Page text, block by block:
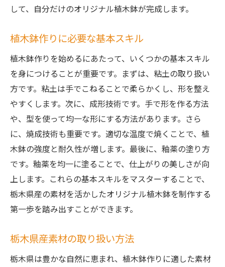
して、自分だけのオリジナル植木鉢が完成します。
植木鉢作りに必要な基本スキル
植木鉢作りを始めるにあたって、いくつかの基本スキル
を身につけることが重要です。まずは、粘土の取り扱い
方です。粘土は手でこねることで柔らかくし、形を整え
やすくします。次に、成形技術です。手で形を作る方法
や、型を使って均一な形にする方法があります。さら
に、焼成技術も重要です。適切な温度で焼くことで、植
木鉢の強度と耐久性が増します。最後に、釉薬の塗り方
です。釉薬を均一に塗ることで、仕上がりの美しさが向
上します。これらの基本スキルをマスターすることで、
栃木県産の素材を活かしたオリジナル植木鉢を制作する
第一歩を踏み出すことができます。
栃木県産素材の取り扱い方法
栃木県は豊かな自然に恵まれ、植木鉢作りに適した素材